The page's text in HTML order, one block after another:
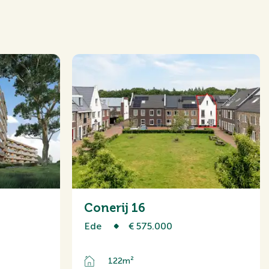
Conerij 16
Ede € 575.000
122m²